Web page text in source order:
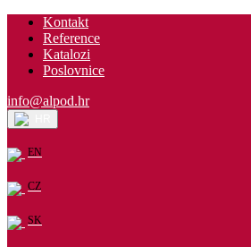
Kontakt
Reference
Katalozi
Poslovnice
info@alpod.hr
EN
CZ
SK